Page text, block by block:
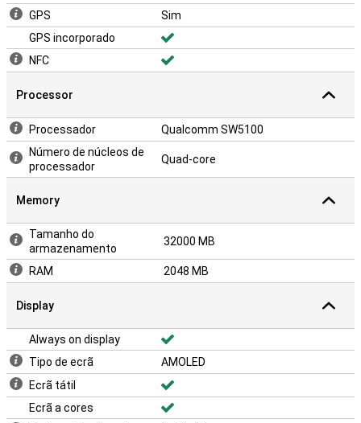
GPS
Sim
GPS incorporado
NFC
Processor
Processador
Qualcomm SW5100
Número de núcleos de
processador
Quad-core
Memory
Tamanho do
armazenamento
32000 MB
RAM 2048 MB
Display
Always on display
Tipo de ecrã
AMOLED
Ecrã tátil
Ecrã a cores